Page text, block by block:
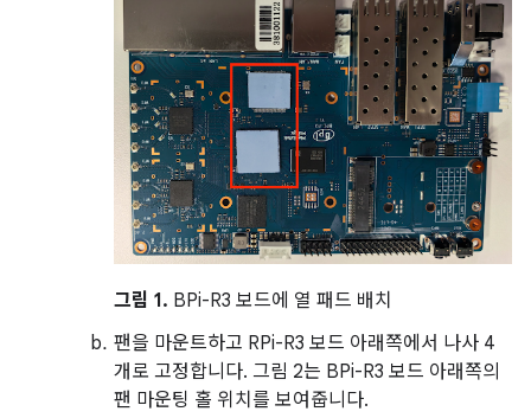
그림 1. BPi-R3 보드에 열 패드 배치
팬을 마운트하고 RPi-R3 보드 아래쪽에서 나사 4
개로 고정합니다. 그림 2는 BPi-R3 보드 아래쪽의
팬 마운팅 홀 위치를 보여줍니다.